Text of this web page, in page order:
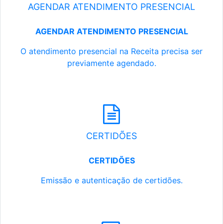
AGENDAR ATENDIMENTO PRESENCIAL
AGENDAR ATENDIMENTO PRESENCIAL
O atendimento presencial na Receita precisa ser
previamente agendado.
CERTIDÕES
CERTIDÕES
Emissão e autenticação de certidões.